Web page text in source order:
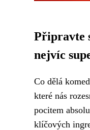
Připravte
nejvíc
Co dělá
které nás
pocitem
klíčových